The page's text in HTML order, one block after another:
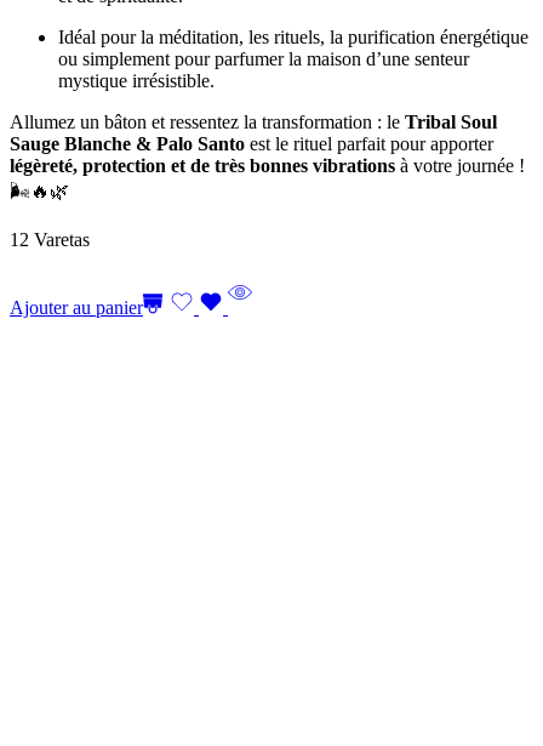
Idéal pour la méditation, les rituels, la purification énergétique
ou simplement pour parfumer la maison d’une senteur
mystique irrésistible.
Allumez un bâton et ressentez la transformation : le Tribal Soul
Sauge Blanche & Palo Santo est le rituel parfait pour apporter
légèreté, protection et de très bonnes vibrations à votre journée !
🌬️🔥🌿
12 Varetas
Ajouter au panier